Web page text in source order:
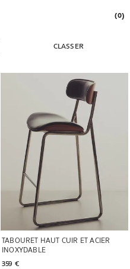
(0)
CLASSER
TABOURET HAUT CUIR ET ACIER
INOXYDABLE
359 €
Image changée en 1 de 6